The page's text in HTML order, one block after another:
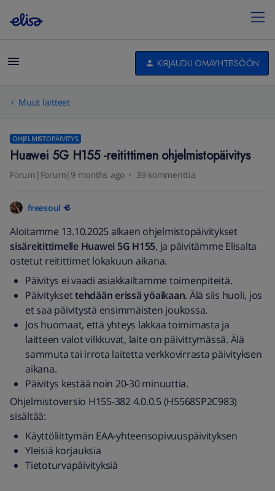
KIRJAUDU OMAYHTEISÖÖN
Muut laitteet
OHJELMISTOPÄIVITYS
Huawei 5G H155 -reitittimen ohjelmistopäivitys
Forum|Forum|9 months ago 39 kommenttia
freesoul
Aloitamme 13.10.2025 alkaen ohjelmistopäivitykset
sisäreitittimelle Huawei 5G H155, ja päivitämme Elisalta
ostetut reitittimet lokakuun aikana.
Päivitys ei vaadi asiakkailtamme toimenpiteitä.
Päivityksettehdään erissä yöaikaan. Älä siis huoli, jos
et saa päivitystä ensimmäisten joukossa.
Jos huomaat, että yhteys lakkaa toimimasta ja
laitteen valot vilkkuvat, laite on päivittymässä. Älä
sammuta tai irrota laitetta verkkovirrasta päivityksen
aikana.
Päivitys kestää noin 20-30 minuuttia.
Ohjelmistoversio H155-382 4.0.0.5 (H5568SP2C983)
sisältää:
Käyttöliittymän EAA-yhteensopivuuspäivityksen
Yleisiä korjauksia
Tietoturvapäivityksiä